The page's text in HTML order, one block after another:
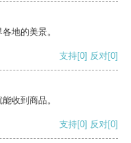
地的美景。
支持[0] 反对[0]
收到商品。
支持[0] 反对[0]